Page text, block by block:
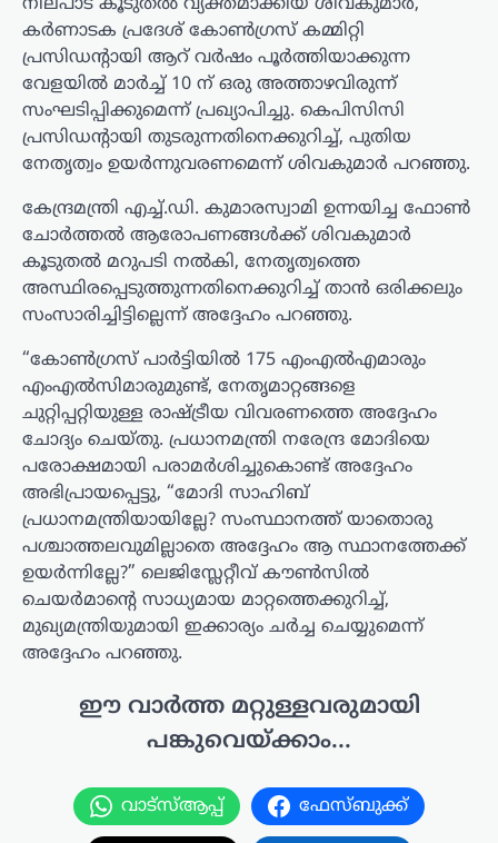
കർണാടക പ്രദേശ് കോൺഗ്രസ് കമ്മിറ്റി
പ്രസിഡന്റായി ആറ് വർഷം പൂർത്തിയാക്കുന്ന
വേളയിൽ മാർച്ച് 10 ന് ഒരു അത്താഴവിരുന്ന്
സംഘടിപ്പിക്കുമെന്ന് പ്രഖ്യാപിച്ചു. കെപിസിസി
പ്രസിഡന്റായി തുടരുന്നതിനെക്കുറിച്ച്, പുതിയ
നേതൃത്വം ഉയർന്നുവരണമെന്ന് ശിവകുമാർ പറഞ്ഞു.
കേന്ദ്രമന്ത്രി എച്ച്.ഡി. കുമാരസ്വാമി ഉന്നയിച്ച ഫോൺ
ചോർത്തൽ ആരോപണങ്ങൾക്ക് ശിവകുമാർ
കൂടുതൽ മറുപടി നൽകി, നേതൃത്വത്തെ
അസ്ഥിരപ്പെടുത്തുന്നതിനെക്കുറിച്ച് താൻ ഒരിക്കലും
സംസാരിച്ചിട്ടില്ലെന്ന് അദ്ദേഹം പറഞ്ഞു.
“കോൺഗ്രസ് പാർട്ടിയിൽ 175 എംഎൽഎമാരും
എംഎൽസിമാരുമുണ്ട്, നേതൃമാറ്റങ്ങളെ
ചുറ്റിപ്പറ്റിയുള്ള രാഷ്ട്രീയ വിവരണത്തെ അദ്ദേഹം
ചോദ്യം ചെയ്തു. പ്രധാനമന്ത്രി നരേന്ദ്ര മോദിയെ
പരോക്ഷമായി പരാമർശിച്ചുകൊണ്ട് അദ്ദേഹം
അഭിപ്രായപ്പെട്ടു, “മോദി സാഹിബ്
പ്രധാനമന്ത്രിയായില്ലേ? സംസ്ഥാനത്ത് യാതൊരു
പശ്ചാത്തലവുമില്ലാതെ അദ്ദേഹം ആ സ്ഥാനത്തേക്ക്
ഉയർന്നില്ലേ?” ലെജിസ്ലേറ്റീവ് കൗൺസിൽ
ചെയർമാന്റെ സാധ്യമായ മാറ്റത്തെക്കുറിച്ച്,
മുഖ്യമന്ത്രിയുമായി ഇക്കാര്യം ചർച്ച ചെയ്യുമെന്ന്
അദ്ദേഹം പറഞ്ഞു.
ഈ വാർത്ത മറ്റുള്ളവരുമായി
പങ്കുവെയ്ക്കാം...
വാട്സ്ആപ്പ് ഫേസ്ബുക്ക്